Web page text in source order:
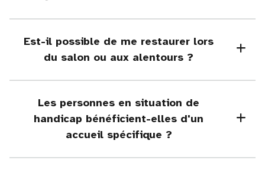
Est-il possible de me restaurer lors
du salon ou aux alentours ?
Les personnes en situation de
handicap bénéficient-elles d'un
accueil spécifique ?